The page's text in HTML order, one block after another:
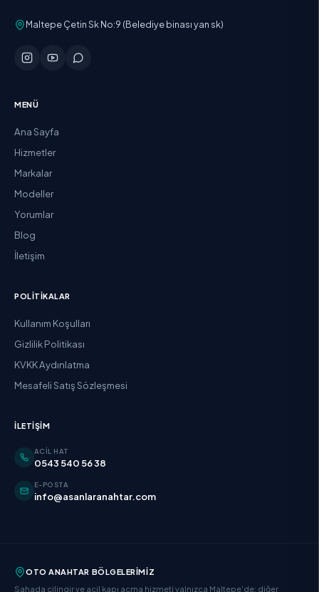
Maltepe Çetin Sk No:9 (Belediye binası yan sk)
MENÜ
Ana Sayfa
Hizmetler
Markalar
Modeller
Yorumlar
Blog
İletişim
POLITIKALAR
Kullanım Koşulları
Gizlilik Politikası
KVKK Aydınlatma
Mesafeli Satış Sözleşmesi
İLETIŞIM
ACIL HAT
0543 540 56 38
E-POSTA
info@asanlaranahtar.com
OTO ANAHTAR BÖLGELERIMIZ
Sahada çilingir ve acil kapı açma hizmeti yalnızca Maltepe'de; diğer